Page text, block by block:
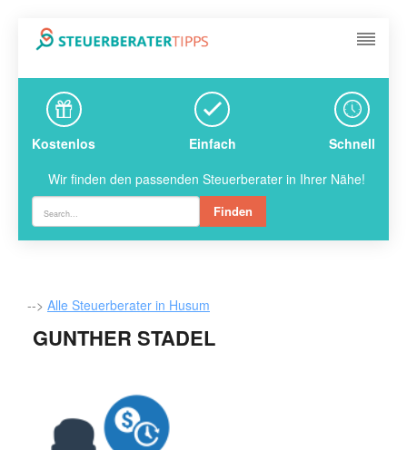
Kostenlos Einfach
Schnell
Wir finden den passenden Steuerberater in Ihrer Nähe!
Finden
--> Alle Steuerberater in Husum
GUNTHER STADEL